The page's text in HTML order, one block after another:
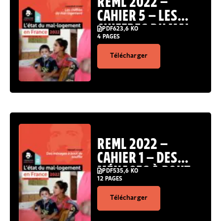
CAHIER 5 – LES
CHIFFRES DU MAL-
LOGEMENT
PDF623,6 KO
4 PAGES
Télécharger
REML 2022 –
CAHIER 1 – DES
MÉNAGES À BOUT
DE SOUFFLE
PDF535,6 KO
12 PAGES
Télécharger